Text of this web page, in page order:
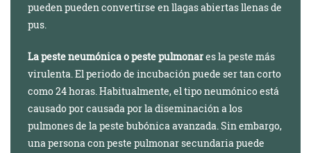
pueden pueden convertirse en llagas abiertas llenas de
pus.
La peste neumónica o peste pulmonares la peste más
virulenta. El periodo de incubación puede ser tan corto
como 24 horas. Habitualmente, el tipo neumónico está
causado por causada por la diseminación a los
pulmones de la peste bubónica avanzada. Sin embargo,
una persona con peste pulmonar secundaria puede